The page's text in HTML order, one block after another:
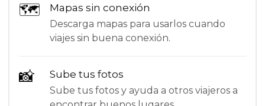
🗺 Mapas sin conexión
Descarga mapas para usarlos cuando
viajes sin buena conexión.
📸 Sube tus fotos
Sube tus fotos y ayuda a otros viajeros a